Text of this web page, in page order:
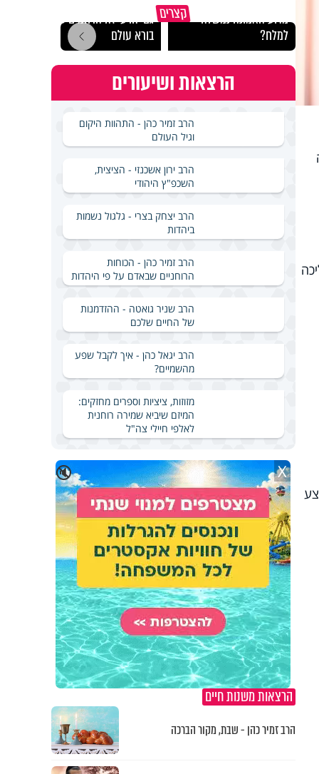
קצרים
מדוע האמונה נמשלה
למלח?
גם ׳הרע׳ זה הרחמים של
בורא עולם
הרצאות ושיעורים
הרב זמיר כהן - התהוות היקום
וגיל העולם
הרב ירון אשכנזי - הציצית,
השכפ"ץ היהודי
הרב יצחק בצרי - גלגול נשמות
ביהדות
הרב זמיר כהן - הכוחות
הרוחניים שבאדם על פי היהדות
הרב שניר גואטה - ההזדמנות
של החיים שלכם
הרב יגאל כהן - איך לקבל שפע
מהשמיים?
מזוזות, ציציות וספרים מחזקים:
המיזם שיביא שמירה רוחנית
לאלפי חיילי צה"ל
🔇 X
הרצאות משנות חיים
הרב זמיר כהן - שבת, מקור הברכה